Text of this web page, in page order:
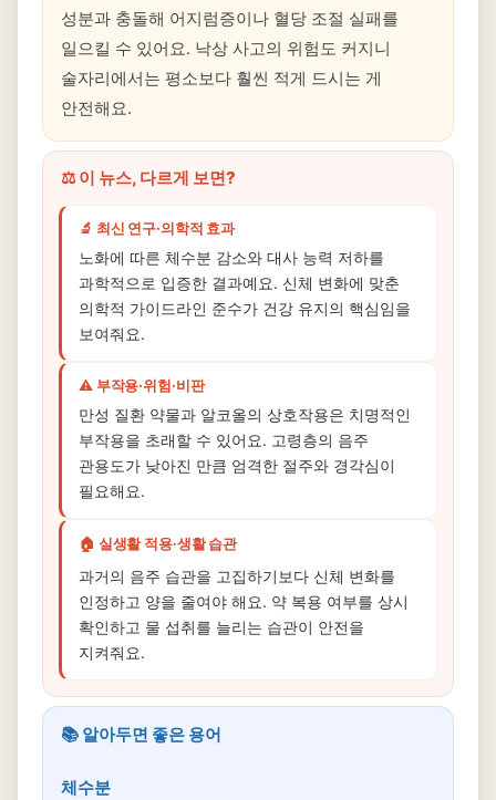
성분과 충돌해 어지럼증이나 혈당 조절 실패를
일으킬 수 있어요. 낙상 사고의 위험도 커지니
술자리에서는 평소보다 훨씬 적게 드시는 게
안전해요.
⚖️ 이 뉴스, 다르게 보면?
🔬 최신 연구·의학적 효과
노화에 따른 체수분 감소와 대사 능력 저하를
과학적으로 입증한 결과예요. 신체 변화에 맞춘
의학적 가이드라인 준수가 건강 유지의 핵심임을
보여줘요.
⚠️ 부작용·위험·비판
만성 질환 약물과 알코올의 상호작용은 치명적인
부작용을 초래할 수 있어요. 고령층의 음주
관용도가 낮아진 만큼 엄격한 절주와 경각심이
필요해요.
🏠 실생활 적용·생활 습관
과거의 음주 습관을 고집하기보다 신체 변화를
인정하고 양을 줄여야 해요. 약 복용 여부를 상시
확인하고 물 섭취를 늘리는 습관이 안전을
지켜줘요.
📚 알아두면 좋은 용어
체수분